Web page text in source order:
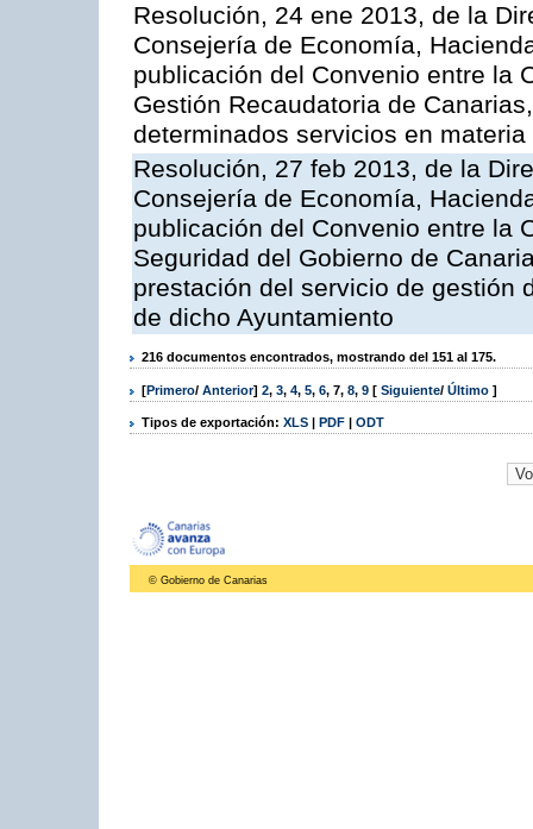
Resolución, 24 ene 2013, de la
Consejería de Economía,
publicación del Convenio entre la
Gestión Recaudatoria de
determinados servicios en materia
Resolución, 27 feb 2013, de la
Consejería de Economía,
publicación del Convenio entre la
Seguridad del Gobierno de
prestación del servicio de gestión
de dicho Ayuntamiento
216 documentos encontrados, mostrando del 151 al 175.
[Primero/ Anterior] 2, 3, 4, 5, 6, 7, 8, 9 [ Siguiente/ Último ]
Tipos de exportación: XLS | PDF | ODT
© Gobierno de Canarias